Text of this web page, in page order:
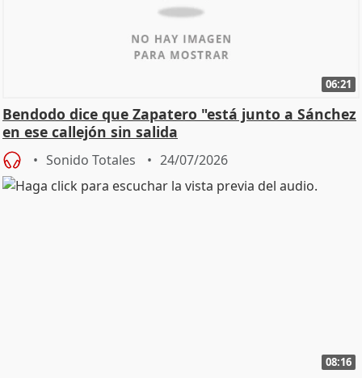
06:21
Bendodo dice que Zapatero "está junto a Sánchez
en ese callejón sin salida
Sonido Totales 24/07/2026
08:16